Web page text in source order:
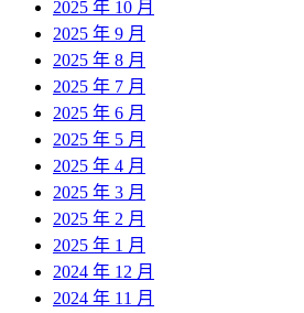
2025 年 10 月
2025 年 9 月
2025 年 8 月
2025 年 7 月
2025 年 6 月
2025 年 5 月
2025 年 4 月
2025 年 3 月
2025 年 2 月
2025 年 1 月
2024 年 12 月
2024 年 11 月